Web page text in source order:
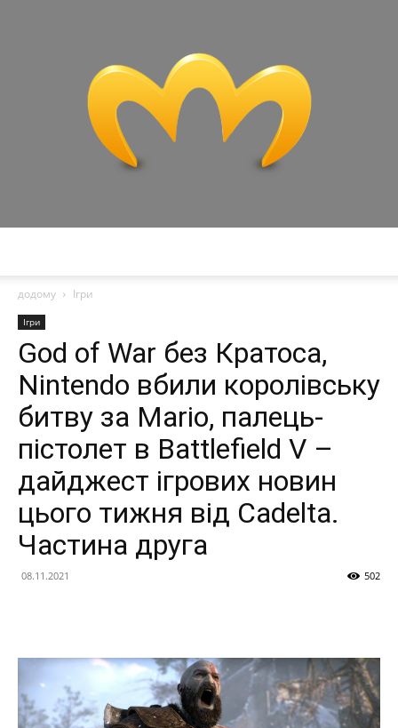
додому
Ігри
Ігри
God of War без Кратоса,
Nintendo вбили королівську
битву за Mario, палець-
пістолет в Battlefield V –
дайджест ігрових новин
цього тижня від Cadelta.
Частина друга
08.11.2021 502